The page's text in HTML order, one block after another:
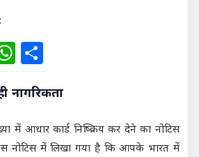
WhatsApp
नागरिकता
में आधार कार्ड निष्क्रिय कर देने का नोटिस
नोटिस में लिखा गया है कि आपके भारत में